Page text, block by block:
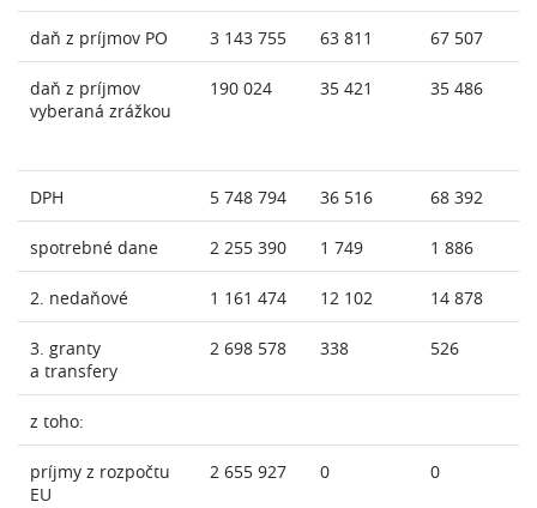
daň z príjmov PO 3 143 755 63 811 67 507
daň z príjmov
vyberaná zrážkou
190 024 35 421 35 486
DPH 5 748 794 36 516 68 392
spotrebné dane 2 255 390 1 749 1 886
2. nedaňové 1 161 474 12 102 14 878
3. granty
a transfery
2 698 578 338 526
z toho:
príjmy z rozpočtu
EU
2 655 927 0 0